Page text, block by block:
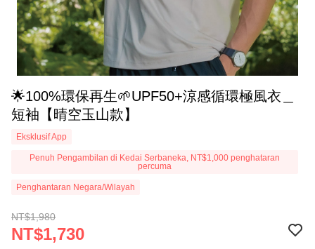
🌟100%環保再生🌱UPF50+涼感循環極風衣＿
短袖【晴空玉山款】
Eksklusif App
Penuh Pengambilan di Kedai Serbaneka, NT$1,000 penghataran
percuma
Penghantaran Negara/Wilayah
NT$1,980
NT$1,730